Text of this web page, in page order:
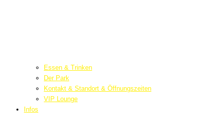
Essen & Trinken
Der Park
Kontakt & Standort & Öffnungszeiten
VIP Lounge
Infos